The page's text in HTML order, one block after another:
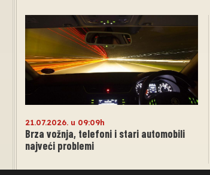
21.07.2026. u 09:09h
Brza vožnja, telefoni i stari automobili
najveći problemi